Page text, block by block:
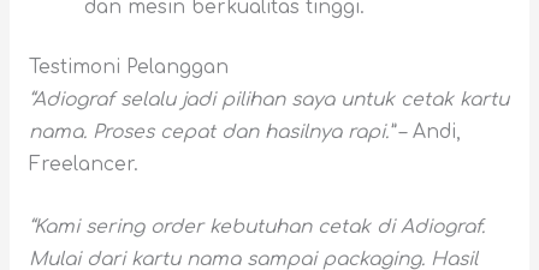
dan mesin berkualitas tinggi.
Testimoni Pelanggan
“Adiograf selalu jadi pilihan saya untuk cetak kartu
nama. Proses cepat dan hasilnya rapi.”– Andi,
Freelancer.
“Kami sering order kebutuhan cetak di Adiograf.
Mulai dari kartu nama sampai packaging. Hasil